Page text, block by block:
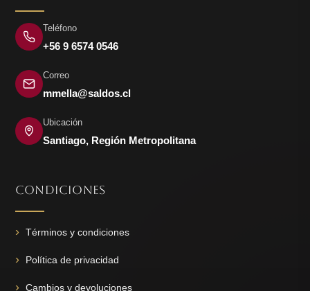
Teléfono
+56 9 6574 0546
Correo
mmella@saldos.cl
Ubicación
Santiago, Región Metropolitana
CONDICIONES
Términos y condiciones
Política de privacidad
Cambios y devoluciones